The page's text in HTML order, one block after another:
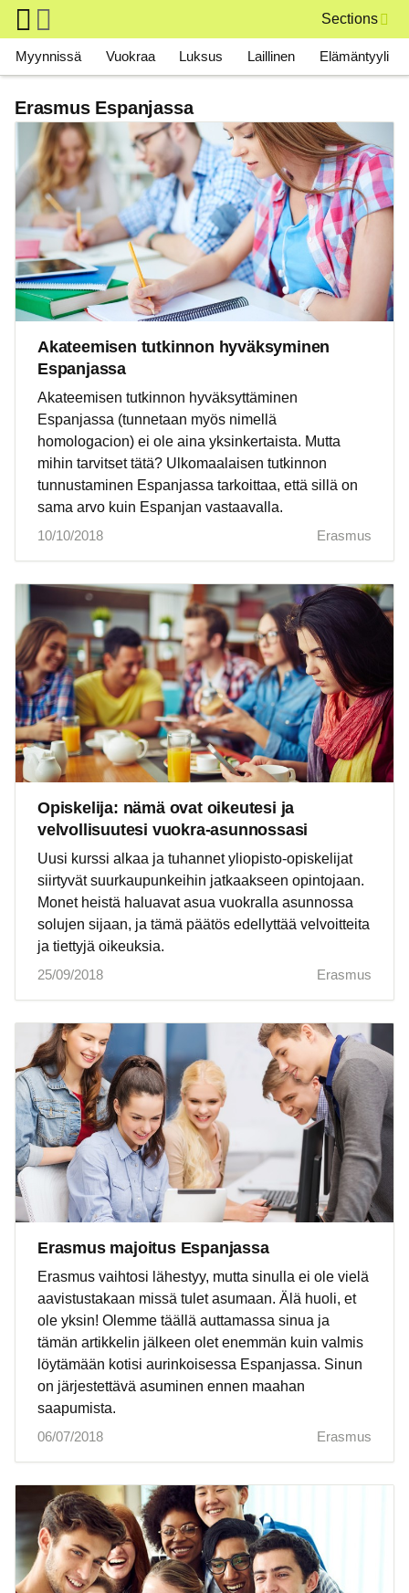
Skip to main content
Sections
Main navigation
Myynnissä Vuokraa Luksus Laillinen Elämäntyyli
Erasmus Espanjassa
Akateemisen tutkinnon hyväksyminen
Espanjassa
Akateemisen tutkinnon hyväksyttäminen
Espanjassa (tunnetaan myös nimellä
homologacion) ei ole aina yksinkertaista. Mutta
mihin tarvitset tätä? Ulkomaalaisen tutkinnon
tunnustaminen Espanjassa tarkoittaa, että sillä on
sama arvo kuin Espanjan vastaavalla.
10/10/2018
Erasmus
Opiskelija: nämä ovat oikeutesi ja
velvollisuutesi vuokra-asunnossasi
Uusi kurssi alkaa ja tuhannet yliopisto-opiskelijat
siirtyvät suurkaupunkeihin jatkaakseen opintojaan.
Monet heistä haluavat asua vuokralla asunnossa
solujen sijaan, ja tämä päätös edellyttää velvoitteita
ja tiettyjä oikeuksia.
25/09/2018
Erasmus
Erasmus majoitus Espanjassa
Erasmus vaihtosi lähestyy, mutta sinulla ei ole vielä
aavistustakaan missä tulet asumaan. Älä huoli, et
ole yksin! Olemme täällä auttamassa sinua ja
tämän artikkelin jälkeen olet enemmän kuin valmis
löytämään kotisi aurinkoisessa Espanjassa. Sinun
on järjestettävä asuminen ennen maahan
saapumista.
06/07/2018
Erasmus